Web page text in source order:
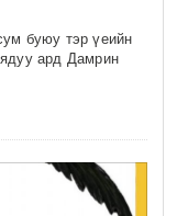
буюу тэр үеийн
ард Дамрин